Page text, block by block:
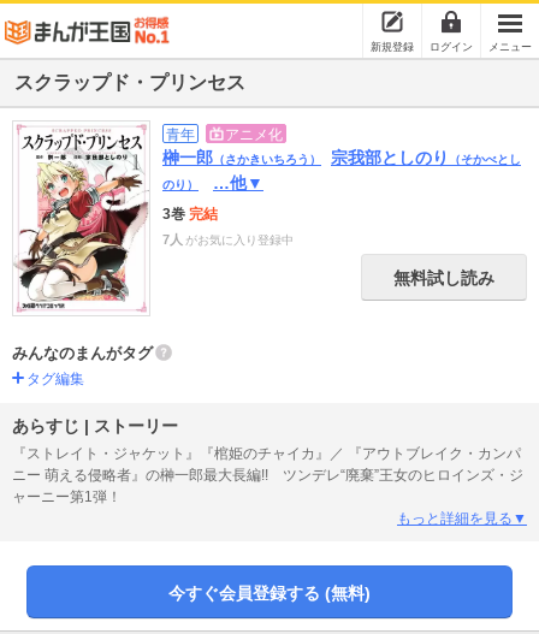
新規登録 ログイン メニュー
スクラップド・プリンセス
青年 アニメ化
榊一郎 （さかきいちろう） 宗我部としのり
（そかべとし
のり）
…他▼
3巻 完結
7人 がお気に入り登録中
無料試し読み
みんなのまんがタグ
タグ編集
あらすじ | ストーリー
『ストレイト・ジャケット』『棺姫のチャイカ』／ 『アウトブレイク・カンパ
ニー 萌える侵略者』の榊一郎最大長編!! ツンデレ“廃棄”王女のヒロインズ・ジ
ャーニー第1弾！
もっと詳細を見る▼
今すぐ会員登録する (無料)